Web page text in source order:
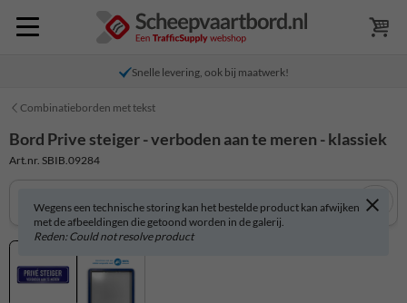
Snelle levering, ook bij maatwerk!
Combinatieborden met tekst
Bord Prive steiger - verboden aan te meren - klassiek
Art.nr. SBIB.09284
Wegens een technische storing kan het bestelde product kan afwijken
met de afbeeldingen die getoond worden in de galerij.
Reden: Could not resolve product